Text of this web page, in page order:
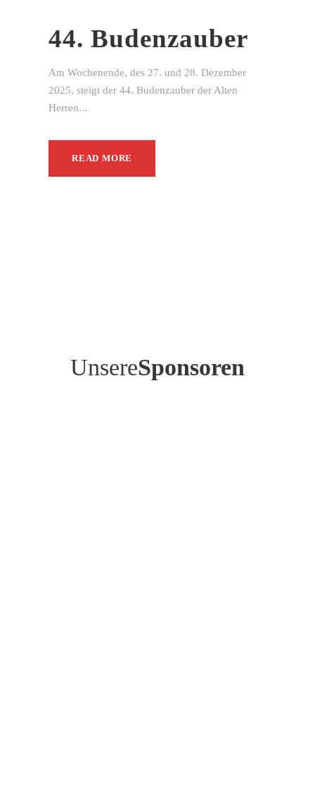
44. Budenzauber
Am Wochenende, des 27. und 28. Dezember
2025, steigt der 44. Budenzauber der Alten
Herren...
READ MORE
UnsereSponsoren